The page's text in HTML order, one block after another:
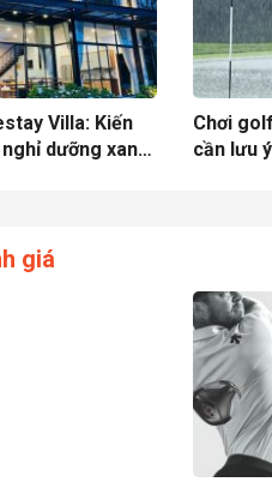
Villa: Kiến
dưỡng xanh
Chơi
cần lưu
giá